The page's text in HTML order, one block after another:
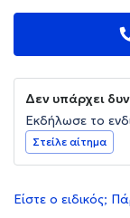
Δεν υπάρχει
Εκδήλωσε το
Στείλε αίτημα
Είστε ο ειδικός;